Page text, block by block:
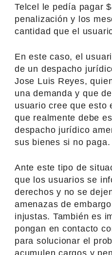
Telcel le pedía pagar
penalización y los
cantidad que el
En este caso, el
de un despacho
Jose Luis Reyes,
una demanda y que
usuario cree que esto
que realmente debe
despacho jurídico
sus bienes si no paga.
Ante este tipo de
que los usuarios se
derechos y no se
amenazas de
injustas. También es
pongan en contacto
para solucionar el
acumulen cargos y